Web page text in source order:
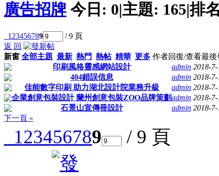
廣告招牌 今日: 0|主題: 165|排
1 23456789
/ 9 頁
返 回
新窗 全部主題 最新 熱門 熱帖 精華 更多 作者回復/查看最後
印刷風格靈感網站設計
admin 2018-7-
404錯誤信息
admin 2018-7-
佳能數字印刷 助力湖北設計院業務升級
admin 2018-7-
企業創意包裝設計 蘭州創意包裝ZOO品牌策劃admin 2018-7-
石景山宣傳冊設計
admin 2018-7-
下一頁 »
123456789 / 9 頁